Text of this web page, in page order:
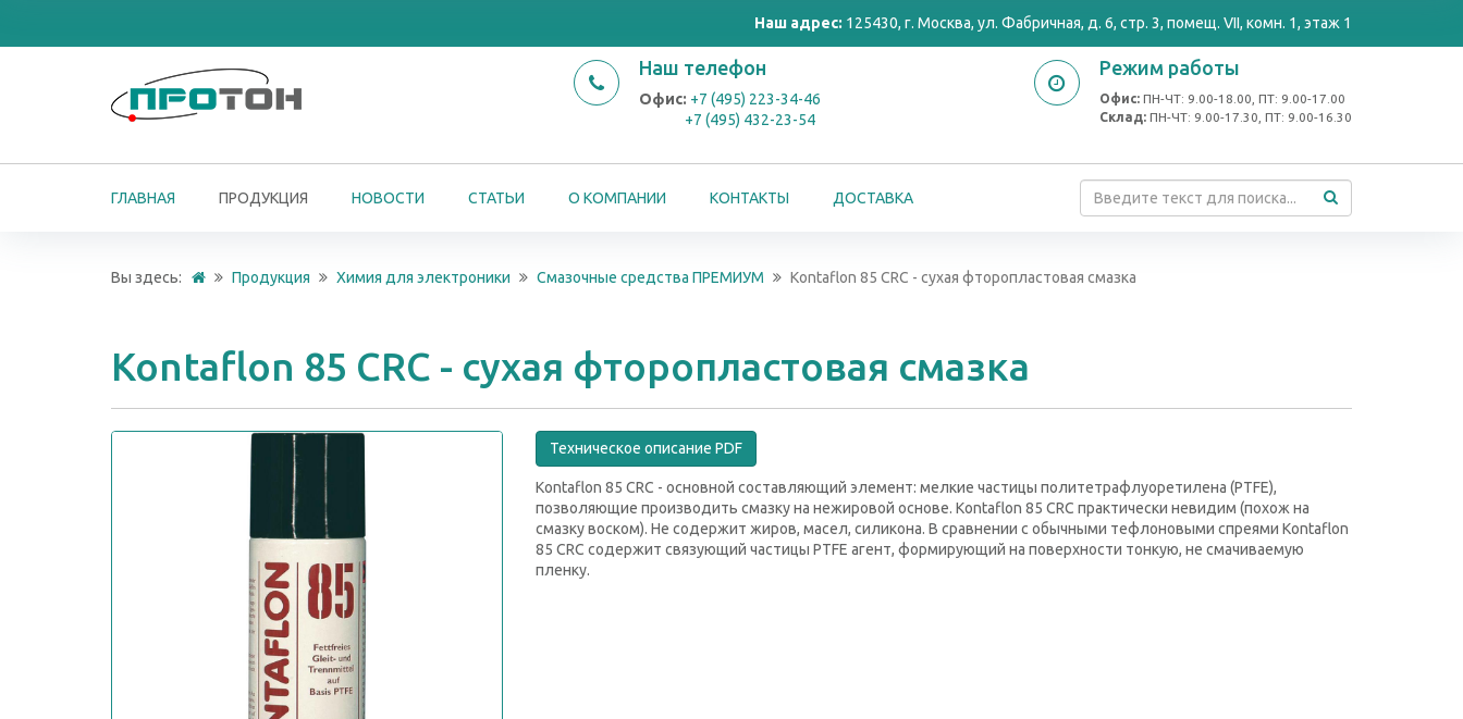
Наш адрес: 125430, г. Москва, ул. Фабричная, д. 6, стр. 3, помещ. VII, комн. 1, этаж 1
Наш телефон
Офис: +7 (495) 223-34-46
+7 (495) 432-23-54
Режим работы
Офис: ПН-ЧТ: 9.00-18.00, ПТ: 9.00-17.00
Cклад: ПН-ЧТ: 9.00-17.30, ПТ: 9.00-16.30
ГЛАВНАЯ ПРОДУКЦИЯ НОВОСТИ СТАТЬИ О КОМПАНИИ КОНТАКТЫ ДОСТАВКА
Вы здесь: Продукция Химия для электроники Смазочные средства ПРЕМИУМ Kontaflon 85 CRC - сухая фторопластовая смазка
Kontaflon 85 CRC - сухая фторопластовая смазка
Техническое описание PDF
Kontaflon 85 CRC - основной составляющий элемент: мелкие частицы политетрафлуоретилена (PTFE),
позволяющие производить смазку на нежировой основе. Kontaflon 85 CRC практически невидим (похож на
смазку воском). Не содержит жиров, масел, силикона. В сравнении с обычными тефлоновыми спреями Kontaflon
85 CRC содержит связующий частицы PTFE агент, формирующий на поверхности тонкую, не смачиваемую
пленку.